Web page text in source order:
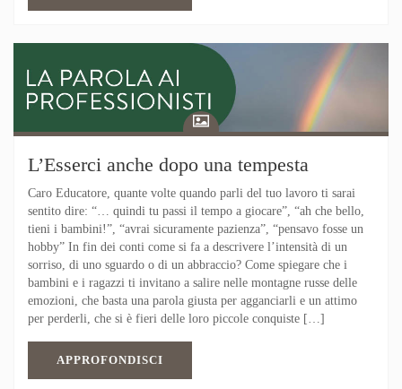
L’Esserci anche dopo una tempesta
Caro Educatore, quante volte quando parli del tuo lavoro ti sarai
sentito dire: “… quindi tu passi il tempo a giocare”, “ah che bello,
tieni i bambini!”, “avrai sicuramente pazienza”, “pensavo fosse un
hobby” In fin dei conti come si fa a descrivere l’intensità di un
sorriso, di uno sguardo o di un abbraccio? Come spiegare che i
bambini e i ragazzi ti invitano a salire nelle montagne russe delle
emozioni, che basta una parola giusta per agganciarli e un attimo
per perderli, che si è fieri delle loro piccole conquiste […]
APPROFONDISCI